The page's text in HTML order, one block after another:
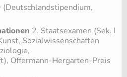
2. Staatsexamen (Sek. I
Sozialwissenschaften
Offermann-Hergarten-Preis